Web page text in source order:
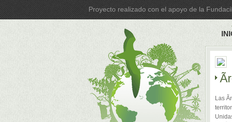
Proyecto realizado con el apoyo de la
Las